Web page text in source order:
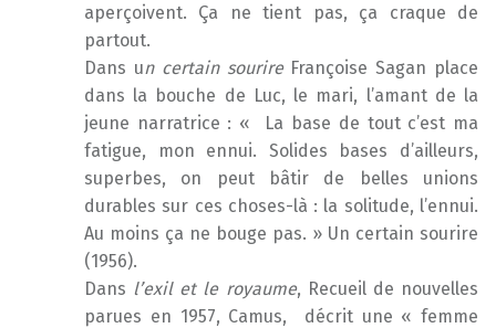
aperçoivent. Ça ne tient pas, ça craque de
partout.
Dans un certain sourireFrançoise Sagan place
dans la bouche de Luc, le mari, l’amant de la
jeune narratrice : « La base de tout c’est ma
fatigue, mon ennui. Solides bases d’ailleurs,
superbes, on peut bâtir de belles unions
durables sur ces choses-là : la solitude, l’ennui.
Au moins ça ne bouge pas. » Un certain sourire
(1956).
Dans l’exil et le royaume, Recueil de nouvelles
parues en 1957, Camus, décrit une « femme